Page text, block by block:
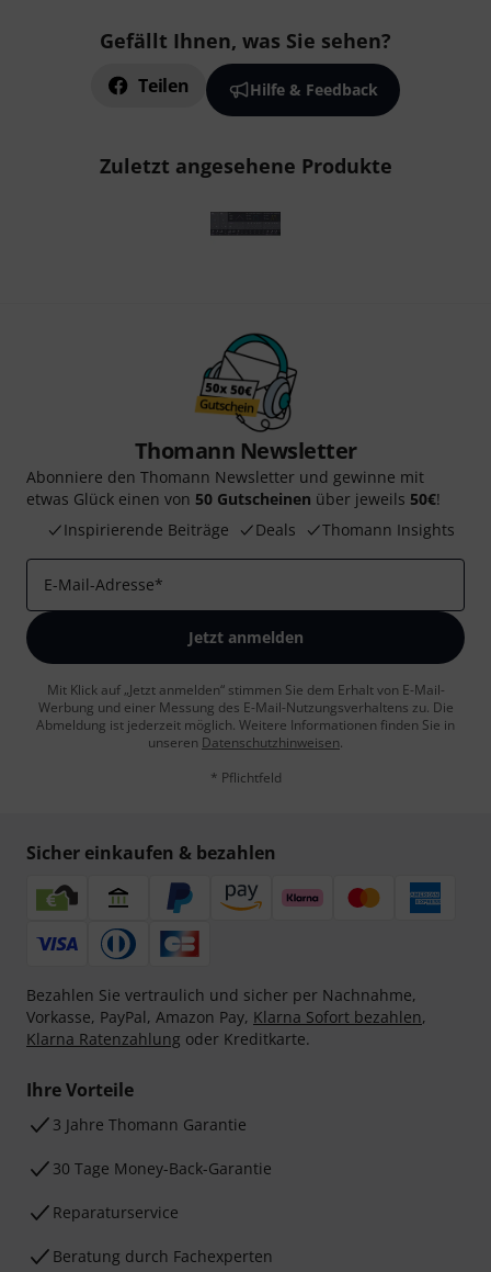
Gefällt Ihnen, was Sie sehen?
Teilen Hilfe & Feedback
Zuletzt angesehene Produkte
Thomann Newsletter
Abonniere den Thomann Newsletter und gewinne mit
etwas Glück einen von 50 Gutscheinen über jeweils 50€!
Inspirierende Beiträge
Deals Thomann Insights
E-Mail-Adresse*
Jetzt anmelden
Mit Klick auf „Jetzt anmelden“ stimmen Sie dem Erhalt von E-Mail-
Werbung und einer Messung des E-Mail-Nutzungsverhaltens zu. Die
Abmeldung ist jederzeit möglich. Weitere Informationen finden Sie in
unseren Datenschutzhinweisen.
* Pflichtfeld
Sicher einkaufen & bezahlen
Bezahlen Sie vertraulich und sicher per Nachnahme,
Vorkasse, PayPal, Amazon Pay, Klarna Sofort bezahlen,
Klarna Ratenzahlung oder Kreditkarte.
Ihre Vorteile
3 Jahre Thomann Garantie
30 Tage Money-Back-Garantie
Reparaturservice
Beratung durch Fachexperten